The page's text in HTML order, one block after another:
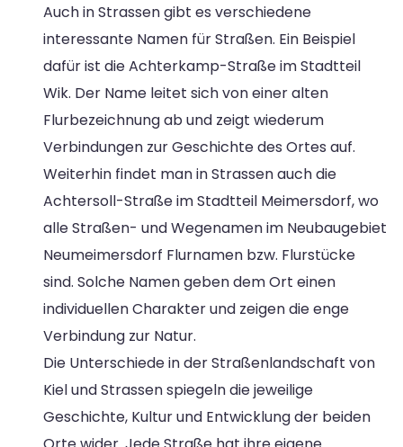
Auch in Strassen gibt es verschiedene
interessante Namen für Straßen. Ein Beispiel
dafür ist die Achterkamp-Straße im Stadtteil
Wik. Der Name leitet sich von einer alten
Flurbezeichnung ab und zeigt wiederum
Verbindungen zur Geschichte des Ortes auf.
Weiterhin findet man in Strassen auch die
Achtersoll-Straße im Stadtteil Meimersdorf, wo
alle Straßen- und Wegenamen im Neubaugebiet
Neumeimersdorf Flurnamen bzw. Flurstücke
sind. Solche Namen geben dem Ort einen
individuellen Charakter und zeigen die enge
Verbindung zur Natur.
Die Unterschiede in der Straßenlandschaft von
Kiel und Strassen spiegeln die jeweilige
Geschichte, Kultur und Entwicklung der beiden